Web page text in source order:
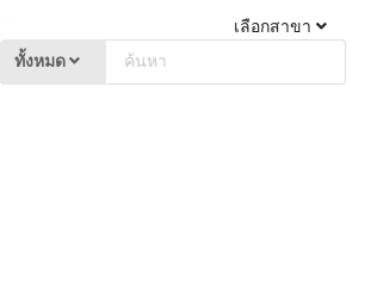
เลือกสาขา
ทั้งหมด